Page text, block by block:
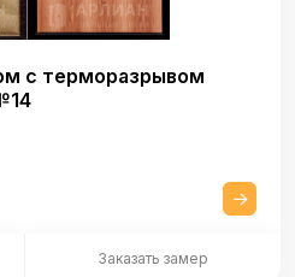
с терморазрывом
Заказать замер